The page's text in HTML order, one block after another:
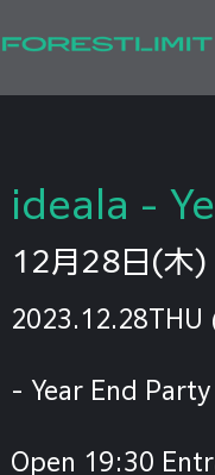
ideala -
12月28日(木)
2023.12.28THU
- Year End
Open 19:30